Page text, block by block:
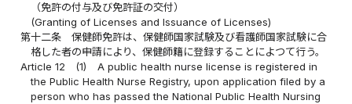
（免許の付与及び免許証の交付）
(Granting of Licenses and Issuance of Licenses)
第十二条
保健師免許は、保健師国家試験及び看護師国家試験に合
格した者の申請により、保健師籍に登録することによつて行う。
Article 12
(1)
A public health nurse license is registered in
the Public Health Nurse Registry, upon application filed by a
person who has passed the National Public Health Nursing